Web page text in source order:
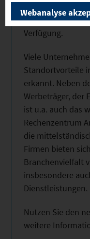
hervorragend
Auch eine eigene
Verfügung.
Viele
Standortvorteile
erkannt. Neben
Werbeträger, der
ist u.a. auch das
Rechenzentrum
die
Firmen bieten
Branchenvielfalt
insbesondere
Dienstleistungen.
Nutzen Sie den
weitere
Webanalyse